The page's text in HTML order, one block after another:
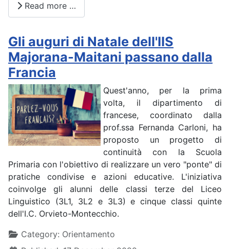
Read more …
Gli auguri di Natale dell'IIS
Majorana-Maitani passano dalla
Francia
Quest'anno, per la prima
volta, il dipartimento di
francese, coordinato dalla
prof.ssa Fernanda Carloni, ha
proposto un progetto di
continuità con la Scuola
Primaria con l'obiettivo di realizzare un vero "ponte" di
pratiche condivise e azioni educative. L'iniziativa
coinvolge gli alunni delle classi terze del Liceo
Linguistico (3L1, 3L2 e 3L3) e cinque classi quinte
dell'I.C. Orvieto-Montecchio.
DetailsCategory: Orientamento